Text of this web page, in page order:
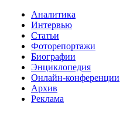
Аналитика
Интервью
Статьи
Фоторепортажи
Биографии
Энциклопедия
Онлайн-конференции
Архив
Реклама